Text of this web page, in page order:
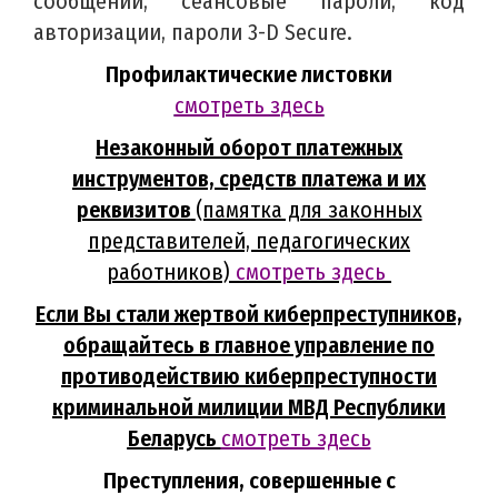
авторизации, пароли 3-D Secure.
Профилактические листовки
смотреть здесь
Незаконный оборот платежных
инструментов, средств платежа и их
реквизитов (памятка для законных
представителей, педагогических
работников) смотреть здесь
Если Вы стали жертвой киберпреступников,
обращайтесь в главное управление по
противодействию киберпреступности
криминальной милиции МВД Республики
Беларусь смотреть здесь
Преступления, совершенные с